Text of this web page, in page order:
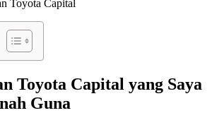
Toyota Capital yang Saya
Guna